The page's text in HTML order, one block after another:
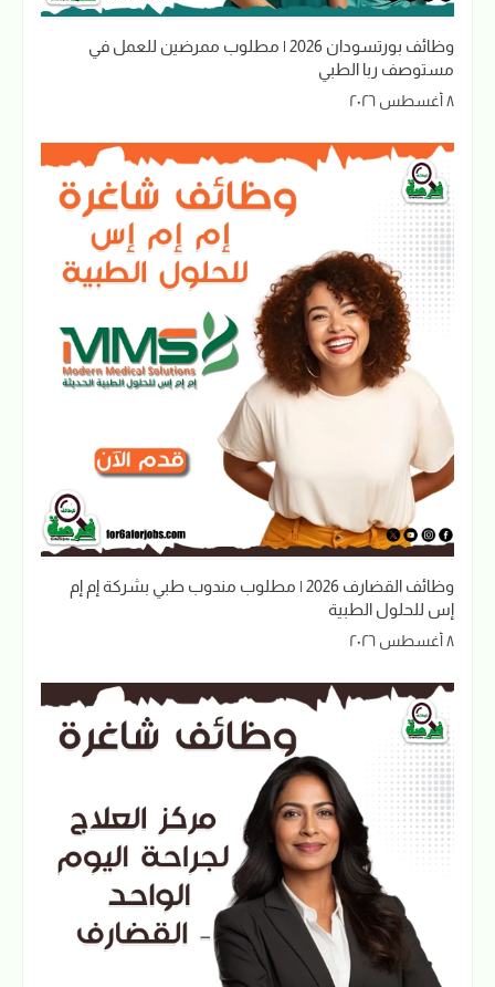
وظائف بورتسودان 2026 | مطلوب ممرضين للعمل في
مستوصف ربا الطبي
٨ أغسطس ٢٠٢٦
وظائف القضارف 2026 | مطلوب مندوب طبي بشركة إم إم
إس للحلول الطبية
٨ أغسطس ٢٠٢٦